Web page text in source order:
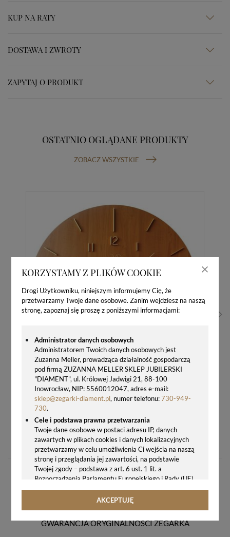
KORZYSTAMY Z PLIKÓW COOKIE
Drogi Użytkowniku, niniejszym informujemy Cię, że
przetwarzamy Twoje dane osobowe. Zanim wejdziesz na naszą
stronę, zapoznaj się proszę z poniższymi informacjami:
Administrator danych osobowych
Administratorem Twoich danych osobowych jest
Zuzanna Meller, prowadząca działalność gospodarczą
pod firmą ZUZANNA MELLER SKLEP JUBILERSKI
"DIAMENT", ul. Królowej Jadwigi 21, 88-100
Inowrocław, NIP: 5560012047, adres e-mail:
sklep@zegarki-diament.pl, numer telefonu:730-949-
730.
Cele i podstawa prawna przetwarzania
Twoje dane osobowe w postaci adresu IP, danych
zawartych w plikach cookies i danych lokalizacyjnych
przetwarzamy w celu umożliwienia Ci wejścia na naszą
stronę i przeglądania jej zawartości, na podstawie
Twojej zgody – podstawa z art. 6 ust. 1 lit. a
Rozporządzenia Parlamentu Europejskiego i Rady (UE)
2016/679 z 27.04.2016 r. w sprawie ochrony osób
fizycznych w związku z przetwarzaniem danych
rozporządzenie o ochronie danych, tj. RODO).
AKCEPTUJĘ
KUP NA RATY
DOSTAWA I ZWROTY
ZAPYTAJ O PRODUKT
OSTATNIO OGLĄDANE PRODUKTY
ZOBACZ WSZYSTKIE
746,00 zł
GWARANCJA ORYGINALNOŚCI ZEGARKA